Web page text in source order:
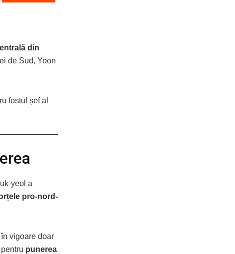
din
de Sud, Yoon
fostul șef al
yeol a
pro-nord-
vigoare doar
punerea